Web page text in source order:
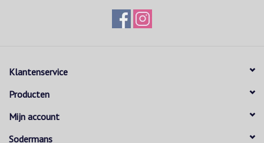
Klantenservice
Producten
Mijn account
Sodermans